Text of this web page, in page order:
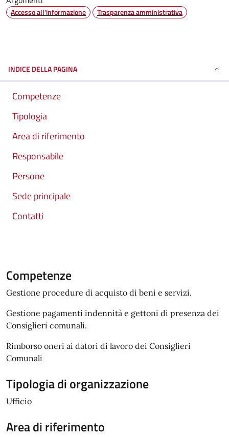
Accesso all'informazione Trasparenza amministrativa
INDICE DELLA PAGINA
Competenze
Tipologia
Area di riferimento
Responsabile
Persone
Sede principale
Contatti
Competenze
Gestione procedure di acquisto di beni e servizi.
Gestione pagamenti indennità e gettoni di presenza dei
Consiglieri comunali.
Rimborso oneri ai datori di lavoro dei Consiglieri
Comunali
Tipologia di organizzazione
Ufficio
Area di riferimento